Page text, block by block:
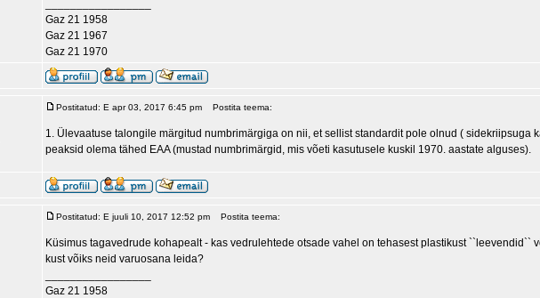
Gaz 21 1958
Gaz 21 1967
Gaz 21 1970
Postitatud: E apr 03, 2017 6:45 pm Postita teema:
1. Ülevaatuse talongile märgitud numbrimärgiga on nii, et sellist standardit pole olnud ( sidekriipsuga
peaksid olema tähed EAA (mustad numbrimärgid, mis võeti kasutusele kuskil 1970. aastate alguses).
Postitatud: E juuli 10, 2017 12:52 pm Postita teema:
Küsimus tagavedrude kohapealt - kas vedrulehtede otsade vahel on tehasest plastikust
kust võiks neid varuosana leida?
Gaz 21 1958